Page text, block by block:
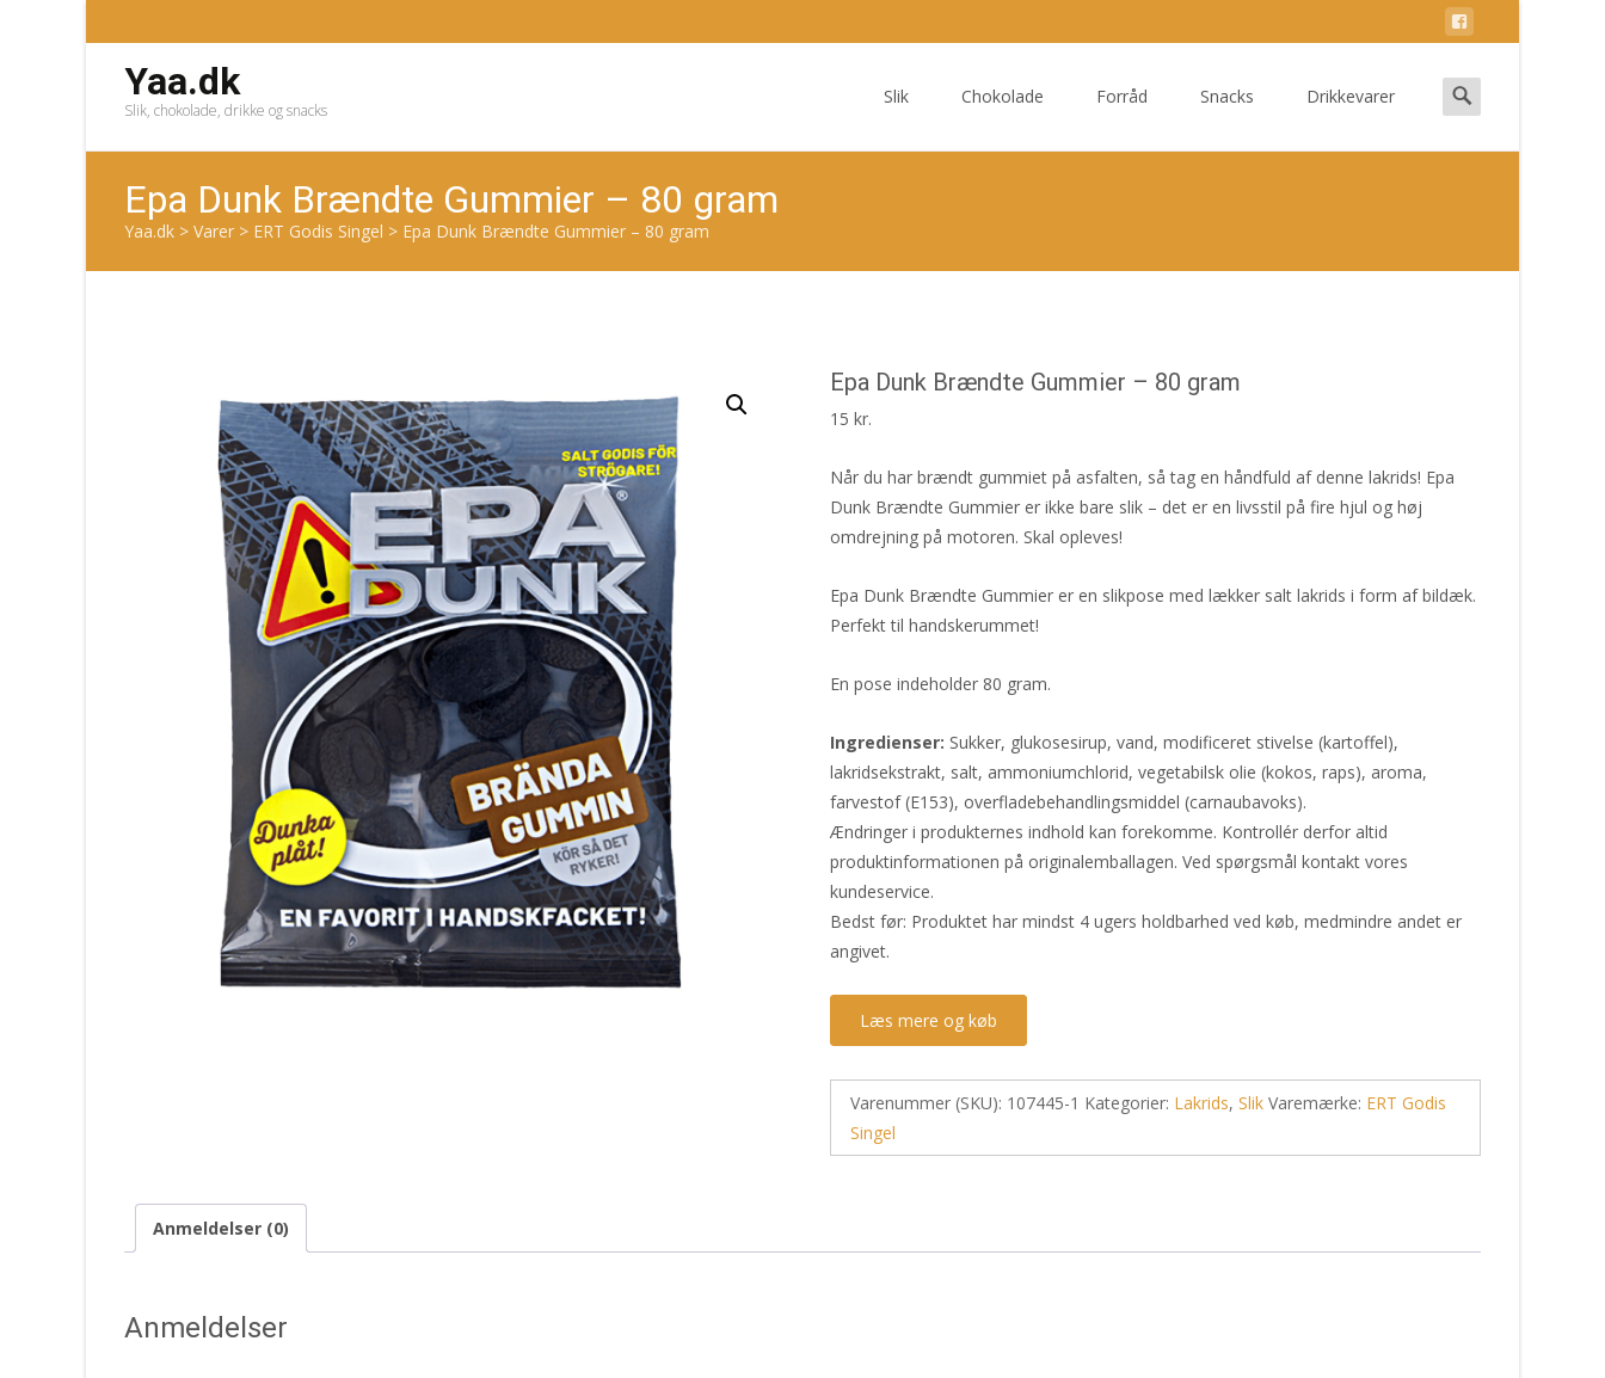
Yaa.dk
Slik, chokolade, drikke og snacks
Slik Chokolade Forråd Snacks Drikkevarer
Search
for:
Epa Dunk Brændte Gummier – 80 gram
Yaa.dk > Varer > ERT Godis Singel > Epa Dunk Brændte Gummier – 80 gram
Epa Dunk Brændte Gummier – 80 gram
15 kr.
Når du har brændt gummiet på asfalten, så tag en håndfuld af denne lakrids! Epa
Dunk Brændte Gummier er ikke bare slik – det er en livsstil på fire hjul og høj
omdrejning på motoren. Skal opleves!
Epa Dunk Brændte Gummier er en slikpose med lækker salt lakrids i form af bildæk.
Perfekt til handskerummet!
En pose indeholder 80 gram.
Ingredienser: Sukker, glukosesirup, vand, modificeret stivelse (kartoffel),
lakridsekstrakt, salt, ammoniumchlorid, vegetabilsk olie (kokos, raps), aroma,
farvestof (E153), overfladebehandlingsmiddel (carnaubavoks).
Ændringer i produkternes indhold kan forekomme. Kontrollér derfor altid
produktinformationen på originalemballagen. Ved spørgsmål kontakt vores
kundeservice.
Bedst før: Produktet har mindst 4 ugers holdbarhed ved køb, medmindre andet er
angivet.
Læs mere og køb
Varenummer (SKU): 107445-1 Kategorier: Lakrids, Slik Varemærke: ERT Godis
Singel
Anmeldelser (0)
Anmeldelser